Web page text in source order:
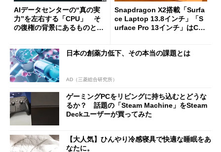
AIデータセンターの“真の実
力”を左右する「CPU」 そ
の復権の背景にあるものと
Snapdragon X2搭載「Surfa
ce Laptop 13.8インチ」「S
urface Pro 13インチ」はCop
た
日本の創薬力低下、その本当の課題とは
AD（三菱総合研究所）
ゲーミングPCをリビングに持ち込むとどうな
るか？ 話題の「Steam Machine」をSteam
Deckユーザーが買ってみた
【大人気】ひんやり冷感寝具で快適な睡眠をあ
なたに。